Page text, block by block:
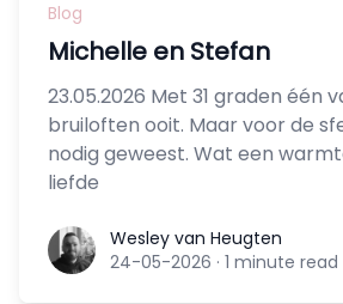
Blog
Michelle en Stefan
23.05.2026 Met 31 graden één
bruiloften ooit. Maar voor de
nodig geweest. Wat een
liefde
Wesley van Heugten
Wesley van Heugten
24-05-2026 · 1 minute read